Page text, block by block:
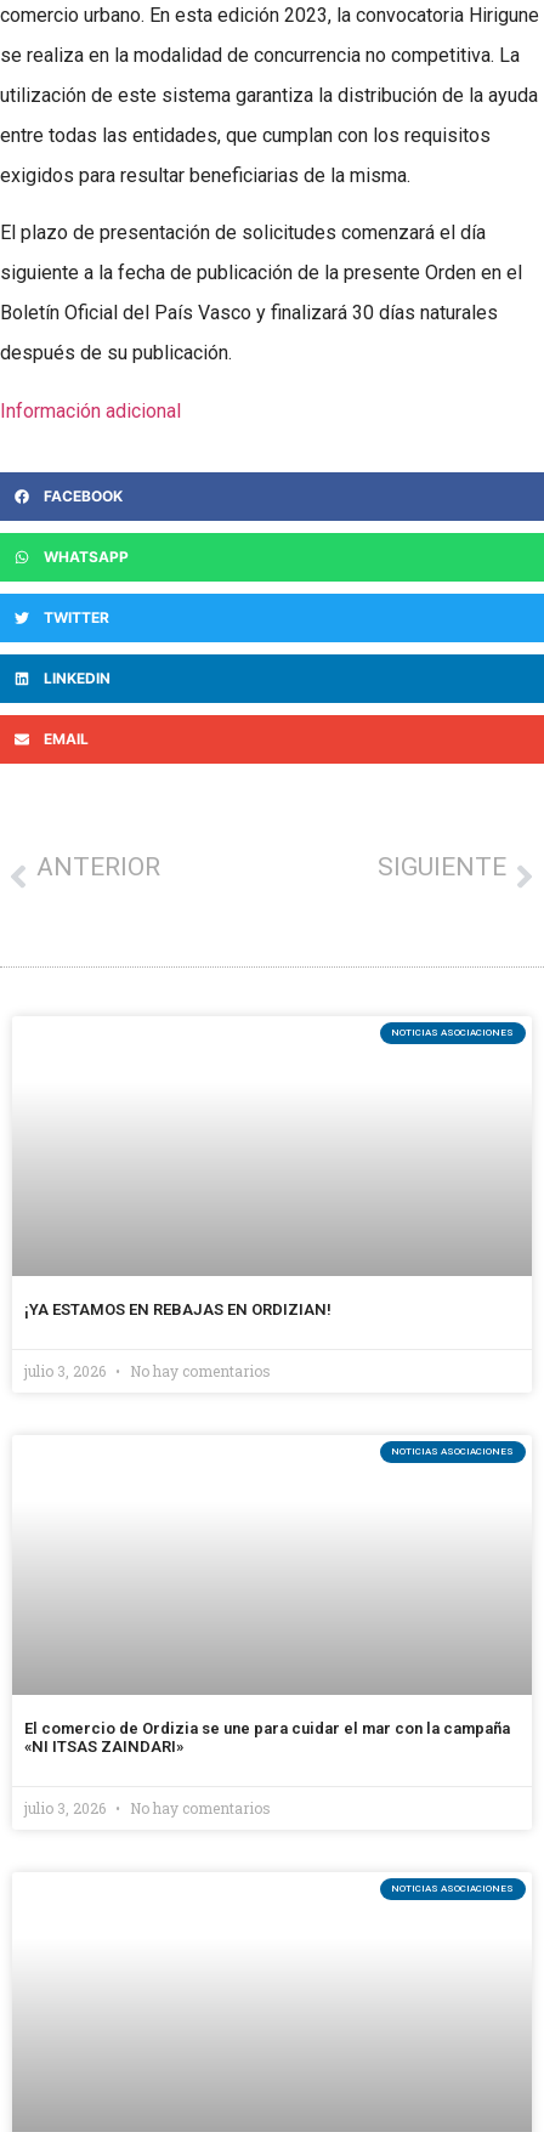
comercio urbano. En esta edición 2023, la convocatoria Hirigune
se realiza en la modalidad de concurrencia no competitiva. La
utilización de este sistema garantiza la distribución de la ayuda
entre todas las entidades, que cumplan con los requisitos
exigidos para resultar beneficiarias de la misma.
El plazo de presentación de solicitudes comenzará el día
siguiente a la fecha de publicación de la presente Orden en el
Boletín Oficial del País Vasco y finalizará 30 días naturales
después de su publicación.
Información adicional
FACEBOOK
WHATSAPP
TWITTER
LINKEDIN
EMAIL
ANTERIOR SIGUIENTE
NOTICIAS ASOCIACIONES
¡YA ESTAMOS EN REBAJAS EN ORDIZIAN!
julio 3, 2026 No hay comentarios
NOTICIAS ASOCIACIONES
El comercio de Ordizia se une para cuidar el mar con la campaña
«NI ITSAS ZAINDARI»
julio 3, 2026 No hay comentarios
NOTICIAS ASOCIACIONES